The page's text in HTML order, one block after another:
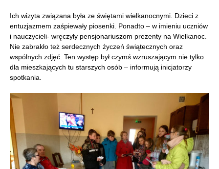
Ich wizyta związana była ze świętami wielkanocnymi. Dzieci z
entuzjazmem zaśpiewały piosenki. Ponadto – w imieniu uczniów
i nauczycieli- wręczyły pensjonariuszom prezenty na Wielkanoc.
Nie zabrakło też serdecznych życzeń świątecznych oraz
wspólnych zdjęć. Ten występ był czymś wzruszającym nie tylko
dla mieszkających tu starszych osób – informują inicjatorzy
spotkania.